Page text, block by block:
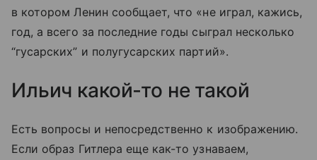
в котором Ленин сообщает, что «не играл, кажись,
год, а всего за последние годы сыграл несколько
“гусарских” и полугусарских партий».
Ильич какой-то не такой
Есть вопросы и непосредственно к изображению.
Если образ Гитлера еще как-то узнаваем,